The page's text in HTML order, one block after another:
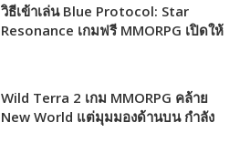
วิธีเข้าเล่น Blue Protocol: Star
Resonance เกมฟรี MMORPG เปิดให้
Wild Terra 2 เกม MMORPG คล้าย
New World แต่มุมมองด้านบน กำลัง